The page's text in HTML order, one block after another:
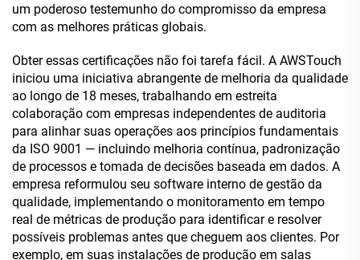
um poderoso testemunho do compromisso da empresa
com as melhores práticas globais.
Obter essas certificações não foi tarefa fácil. A AWSTouch
iniciou uma iniciativa abrangente de melhoria da qualidade
ao longo de 18 meses, trabalhando em estreita
colaboração com empresas independentes de auditoria
para alinhar suas operações aos princípios fundamentais
da ISO 9001 — incluindo melhoria contínua, padronização
de processos e tomada de decisões baseada em dados. A
empresa reformulou seu software interno de gestão da
qualidade, implementando o monitoramento em tempo
real de métricas de produção para identificar e resolver
possíveis problemas antes que cheguem aos clientes. Por
exemplo, em suas instalações de produção em salas